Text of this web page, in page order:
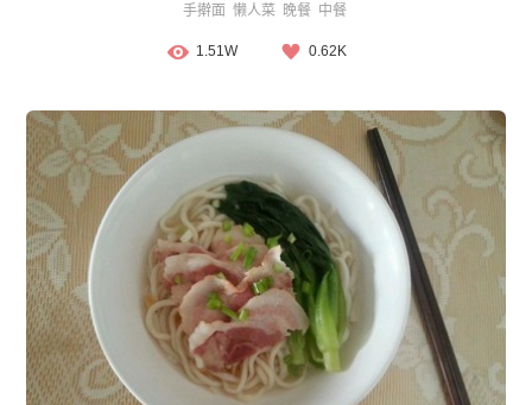
手擀面 懒人菜 晚餐 中餐
1.51W 0.62K